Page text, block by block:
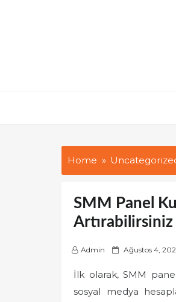
Home
SMM Panel
Artırabilirsiniz
Admin
P
s
t
Ağustos 4,
İlk olarak, SMM
sosyal medya